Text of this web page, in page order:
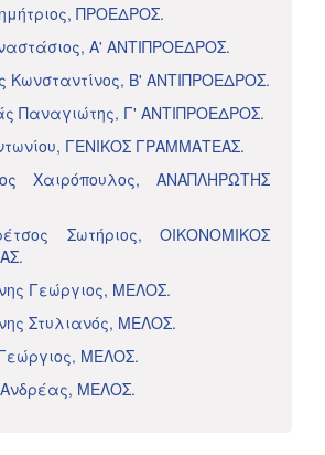
ΠΡΟΕΔΡΟΣ.
Α' ΑΝΤΙΠΡΟΕΔΡΟΣ.
Κωνσταντίνος, Β' ΑΝΤΙΠΡΟΕΔΡΟΣ.
Παναγιώτης, Γ' ΑΝΤΙΠΡΟΕΔΡΟΣ.
ΓΕΝΙΚΟΣ ΓΡΑΜΜΑΤΕΑΣ.
Χαιρόπουλος, ΑΝΑΠΛΗΡΩΤΗΣ
Σωτήριος, ΟΙΚΟΝΟΜΙΚΟΣ
Γεώργιος, ΜΕΛΟΣ.
Στυλιανός, ΜΕΛΟΣ.
ΜΕΛΟΣ.
ΜΕΛΟΣ.